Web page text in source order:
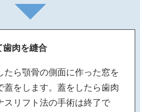
歯肉を縫合
たら顎骨の側面に作った窓を
蓋をします。蓋をしたら歯肉
スリフト法の手術は終了で